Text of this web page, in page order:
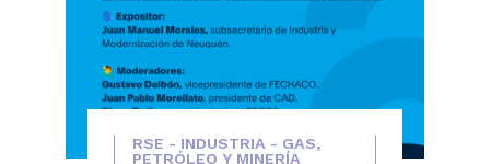
RSE - INDUSTRIA - GAS,
PETRÓLEO Y MINERÍA